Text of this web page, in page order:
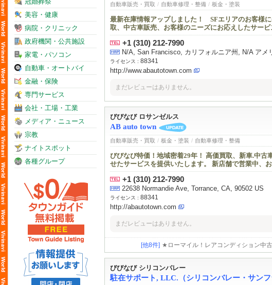
美容・健康
病院・クリニック
政府機関・公共施設
家電・パソコン
自動車・オートバイ
金融・保険
専門サービス
会社・工場・工業
メディア・ニュース
宗教
ナイトスポット
各種グループ
自動車販売・買取 / 自動車修理・整備 / 板金・塗装
最新在庫情報アップしました！ SFエリアのお客様
取、中古車販売、お客様のニーズにお応えしたサー
+1 (310) 212-7990
N/A, San Francisco, カリフォルニア州, N/A アメ
ライセンス : 88341
http://www.abautotown.com
まだレビューはありません。
びびなび ロサンゼルス
AB auto town
自動車販売・買取 / 板金・塗装 / 自動車修理・整備
びびなび特価！地域密着29年！ 高価買取、新車.中
せたサービスを提供いたします。 新店舗で営業中、
+1 (310) 212-7990
22638 Normandie Ave, Torrance, CA, 90502 US
ライセンス : 88341
http://abautotown.com
まだレビューはありません。
[他8件] ★ローマイル！レアコンディション中
びびなび シリコンバレー
駐在サポート, LLC.（シリコンバレー・サンフ